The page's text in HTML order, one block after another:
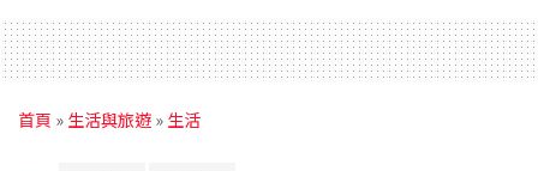
首頁 » 生活與旅遊 » 生活